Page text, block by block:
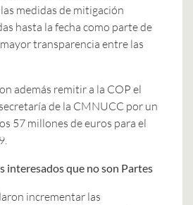
medidas de mitigación
hasta la fecha como parte de
transparencia entre las
además remitir a la COP el
de la CMNUCC por un
57 millones de euros para el
interesados que no son Partes
incrementar las